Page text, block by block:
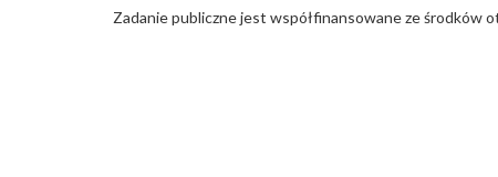
Zadanie publiczne jest współfinansowane ze środków